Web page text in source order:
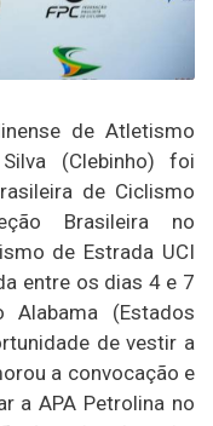
de Atletismo
(Clebinho) foi
de Ciclismo
Brasileira no
de Estrada UCI
entre os dias 4 e 7
Alabama (Estados
de vestir a
a convocação e
a APA Petrolina no